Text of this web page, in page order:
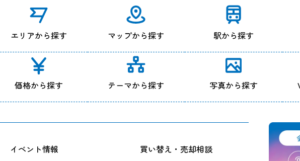
エリアから探す マップから探す 駅から探す
価格から探す テーマから探す 写真から探す
イベント情報
買い替え・売却相談